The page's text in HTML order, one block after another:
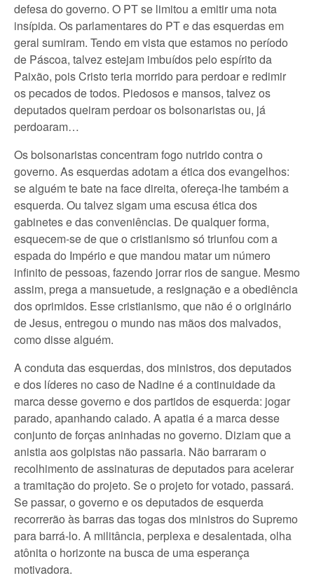
defesa do governo. O PT se limitou a emitir uma nota
insípida. Os parlamentares do PT e das esquerdas em
geral sumiram. Tendo em vista que estamos no período
de Páscoa, talvez estejam imbuídos pelo espírito da
Paixão, pois Cristo teria morrido para perdoar e redimir
os pecados de todos. Piedosos e mansos, talvez os
deputados queiram perdoar os bolsonaristas ou, já
perdoaram…
Os bolsonaristas concentram fogo nutrido contra o
governo. As esquerdas adotam a ética dos evangelhos:
se alguém te bate na face direita, ofereça-lhe também a
esquerda. Ou talvez sigam uma escusa ética dos
gabinetes e das conveniências. De qualquer forma,
esquecem-se de que o cristianismo só triunfou com a
espada do Império e que mandou matar um número
infinito de pessoas, fazendo jorrar rios de sangue. Mesmo
assim, prega a mansuetude, a resignação e a obediência
dos oprimidos. Esse cristianismo, que não é o originário
de Jesus, entregou o mundo nas mãos dos malvados,
como disse alguém.
A conduta das esquerdas, dos ministros, dos deputados
e dos líderes no caso de Nadine é a continuidade da
marca desse governo e dos partidos de esquerda: jogar
parado, apanhando calado. A apatia é a marca desse
conjunto de forças aninhadas no governo. Diziam que a
anistia aos golpistas não passaria. Não barraram o
recolhimento de assinaturas de deputados para acelerar
a tramitação do projeto. Se o projeto for votado, passará.
Se passar, o governo e os deputados de esquerda
recorrerão às barras das togas dos ministros do Supremo
para barrá-lo. A militância, perplexa e desalentada, olha
atônita o horizonte na busca de uma esperança
motivadora.